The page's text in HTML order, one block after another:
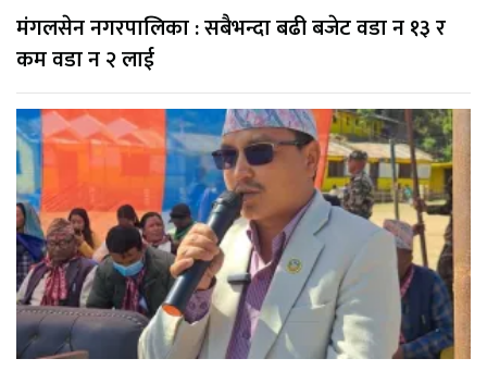
मंगलसेन नगरपालिका : सबैभन्दा बढी बजेट वडा न १३ र
कम वडा न २ लाई